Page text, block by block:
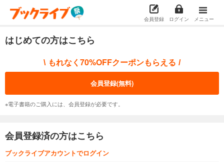
会員登録 ログイン メニュー
はじめての方はこちら
\ もれなく70%OFFクーポンもらえる /
会員登録(無料)
※電子書籍のご購入には、会員登録が必要です。
会員登録済の方はこちら
ブックライブアカウントでログイン